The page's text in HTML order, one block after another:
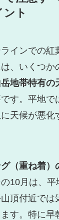
ト
インでの紅
、いくつか
地帯特有の
す。平地で
天候が悪化
（重ね着）
10月は、平
頂付近では
す。特に早